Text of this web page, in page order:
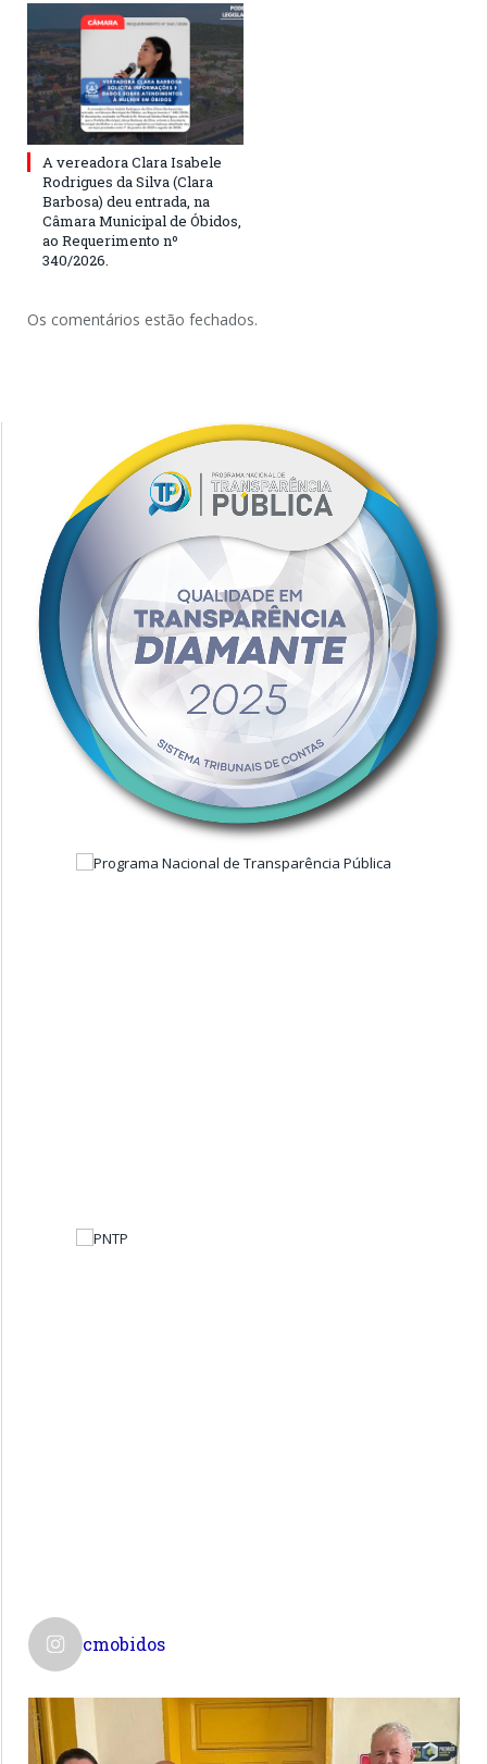
A vereadora Clara Isabele
Rodrigues da Silva (Clara
Barbosa) deu entrada, na
Câmara Municipal de Óbidos,
ao Requerimento nº
340/2026.
Os comentários estão fechados.
cmobidos